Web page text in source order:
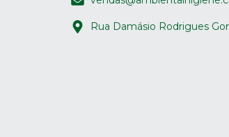
Rua Damásio Rodrigues